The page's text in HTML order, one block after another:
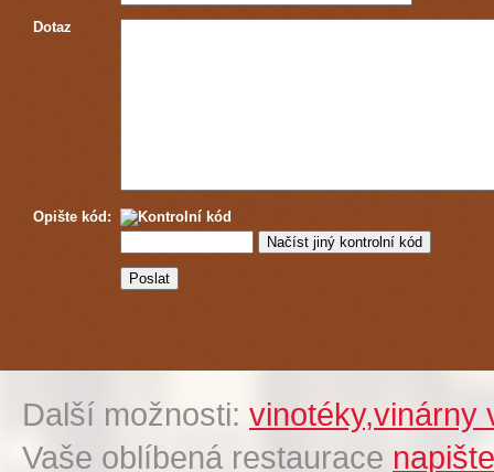
Dotaz
Opište kód:
Další možnosti: vinotéky,vinárny
Vaše oblíbená restaurace